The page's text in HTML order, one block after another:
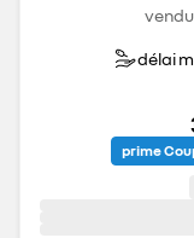
délai
prime